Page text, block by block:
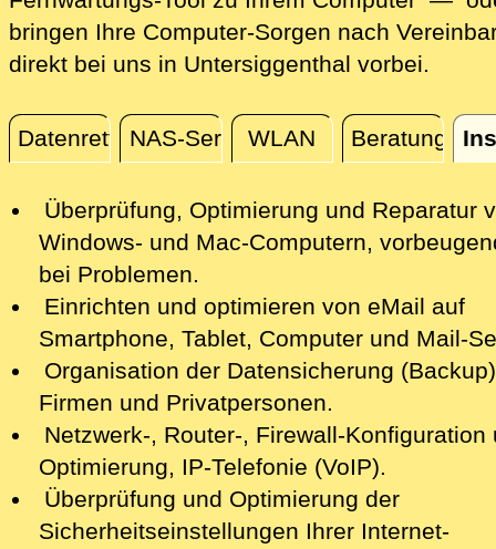
bringen Ihre Computer-Sorgen nach
direkt bei uns in Untersiggenthal vorbei.
DatenrettungNAS-ServerWLAN Beratung
Installation / Konfiguration
Überprüfung, Optimierung und Reparatur
Windows- und Mac-Computern,
bei Problemen.
Einrichten und optimieren von eMail auf
Smartphone, Tablet, Computerund Mail-
Organisation der Datensicherung
Firmen und Privatpersonen.
Netzwerk-, Router-, Firewall-Konfiguration
Optimierung, IP-Telefonie (VoIP).
Überprüfung und Optimierung der
Sicherheitseinstellungen Ihrer Internet-